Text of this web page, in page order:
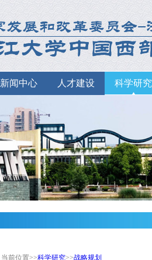
新闻中心 人才建设 科学研究
当前位置>>科学研究>>战略规划